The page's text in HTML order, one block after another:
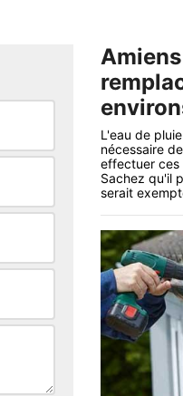
L'eau de
nécessaire
effectuer ces
Sachez qu'il
serait